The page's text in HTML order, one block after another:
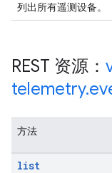
列出所有遥测设备。
REST 资源：
telemetry.
方法
list